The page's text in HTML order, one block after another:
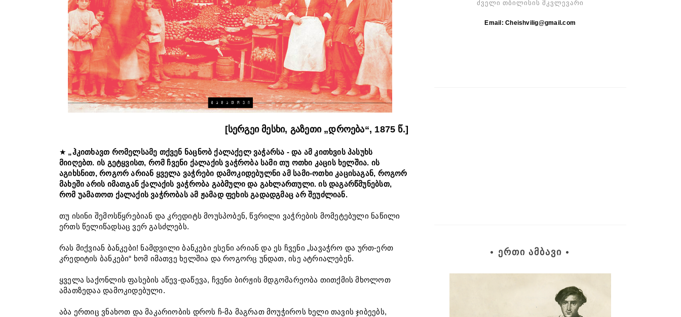
[სერგეი მესხი, გაზეთი „დროება“, 1875 წ.]
★ „ჰკითხავთ რომელსამე თქვენ ნაცნობ ქალაქელ ვაჭარსა - და ამ კითხვის პასუხს
მიიღებთ. ის გეტყვისთ, რომ ჩვენი ქალაქის ვაჭრობა სამი თუ ოთხი კაცის ხელშია. ის
აგიხსნით, როგორ არიან ყველა ვაჭრები დამოკიდებულნი ამ სამი-ოთხი კაცისაგან, როგორ
მახეში არის იმათგან ქალაქის ვაჭრობა გაბმული და გახლართული. ის დაგარწმუნებსთ,
რომ უამათოთ ქალაქის ვაჭრობას ამ ჟამად ფეხის გადადგმაც არ შეუძლიან.
თუ ისინი შემოსწყრებიან და კრედიტს მოუსპობენ, წვრილი ვაჭრების მომეტებული ნაწილი
ერთს წელიწადსაც ვერ გასძლებს.
რას მიქვიან ბანკები! ნამდვილი ბანკები ესენი არიან და ეს ჩვენი „სავაჭრო და ურთ-ერთ
კრედიტის ბანკები“ ხომ იმათვე ხელშია და როგორც უნდათ, ისე ატრიალებენ.
ყველა საქონლის ფასების აწევ-დაწევა, ჩვენი ბირჟის მდგომარეობა თითქმის მხოლოთ
ამათზედაა დამოკიდებული.
აბა ერთიც ვნახოთ და მაკარიობის დროს ჩ-მა მაგრათ მოუჭიროს ხელი თავის ჯიბეებს,
ძველი თბილისის მკვლევარი
Email: Cheishvilig@gmail.com
• ᲔᲠᲗᲘ ᲐᲛᲑᲐᲕᲘ •